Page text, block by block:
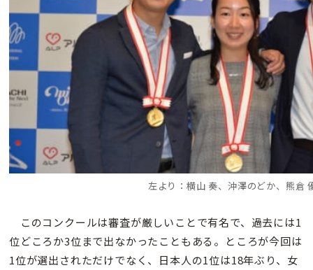
左より：横山 奏、沖澤のどか、熊倉
このコンクールは審査が厳しいことで有名で、過去には1
位どころか3位まで出なかったこともある。ところが今回は
1位が選出されただけでなく、日本人の1位は18年ぶり、女